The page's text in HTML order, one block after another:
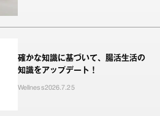
確かな知識に基づいて、腸活生活の
知識をアップデート！
Wellness2026.7.25